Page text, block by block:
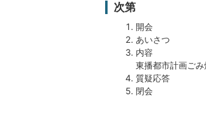
次第
開会
あいさつ
内容
東播都市計画ご
質疑応答
閉会